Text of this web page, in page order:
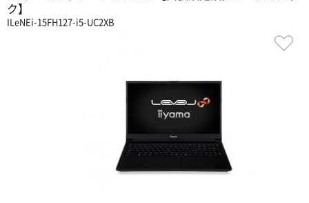
ク】
ILeNEi-15FH127-i5-UC2XB